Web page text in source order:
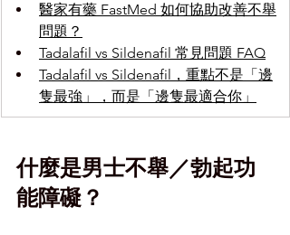
醫家有藥 FastMed 如何協助改善不舉
問題？
Tadalafil vs Sildenafil 常見問題 FAQ
Tadalafil vs Sildenafil，重點不是「邊
隻最強」，而是「邊隻最適合你」
什麼是男士不舉／勃起功
能障礙？